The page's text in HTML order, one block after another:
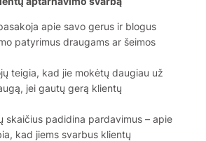
apie savo gerus ir blogus
patyrimus draugams ar šeimos
teigia, kad jie mokėtų daugiau už
jei gautų gerą klientų
skaičius padidina pardavimus – apie
kad jiems svarbus klientų